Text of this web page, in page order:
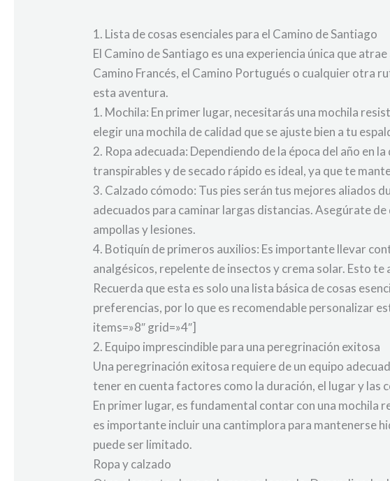
1. Lista de cosas esenciales para el Camino de Santiago
El Camino de Santiago es una experiencia única que
Camino Francés, el Camino Portugués o cualquier otra
esta aventura.
1. Mochila: En primer lugar, necesitarás una mochila
elegir una mochila de calidad que se ajuste bien a tu
2. Ropa adecuada: Dependiendo de la época del año en
transpirables y de secado rápido es ideal, ya que te
3. Calzado cómodo: Tus pies serán tus mejores aliados
adecuados para caminar largas distancias. Asegúrate
ampollas y lesiones.
4. Botiquín de primeros auxilios: Es importante llevar
analgésicos, repelente de insectos y crema solar. Esto
Recuerda que esta es solo una lista básica de cosas
preferencias, por lo que es recomendable personalizar
items=»8″ grid=»4″]
2. Equipo imprescindible para una peregrinación exitosa
Una peregrinación exitosa requiere de un equipo
tener en cuenta factores como la duración, el lugar y las
En primer lugar, es fundamental contar con una
es importante incluir una cantimplora para mantenerse
puede ser limitado.
Ropa y calzado